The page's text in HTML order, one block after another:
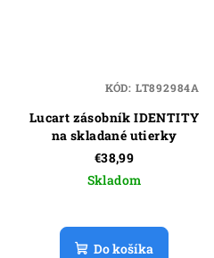
Lucart zásobník IDENTITY
na skladané utierky
€38,99
Skladom
Do košíka
KÓD: LT892984A